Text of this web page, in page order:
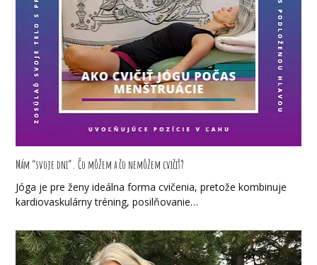
Mám “svoje dni”. Čo môžem a čo nemôžem cvičiť?
Jóga je pre ženy ideálna forma cvičenia, pretože kombinuje
kardiovaskulárny tréning, posilňovanie…